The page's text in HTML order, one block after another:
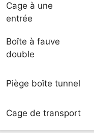
Cage à une
entrée
Boîte à fauve
double
Piège boîte tunnel
Cage de transport